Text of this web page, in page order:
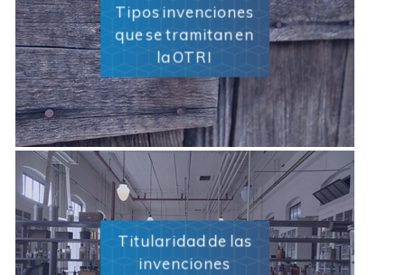
Tipos invenciones
que se tramitan en
la OTRI
Titularidad de las
invenciones